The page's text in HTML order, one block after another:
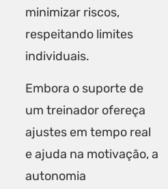
minimizar riscos,
respeitando limites
individuais.
Embora o suporte de
um treinador ofereça
ajustes em tempo real
e ajuda na motivação, a
autonomia